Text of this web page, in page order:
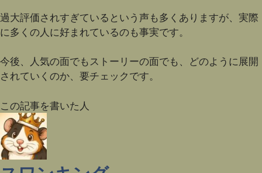
過大評価されすぎているという声も多くありますが、実際
に多くの人に好まれているのも事実です。
今後、人気の面でもストーリーの面でも、どのように展開
されていくのか、要チェックです。
この記事を書いた人